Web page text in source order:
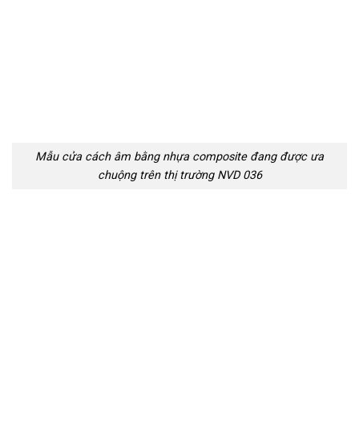
Mẫu cửa cách âm bằng nhựa composite đang được ưa
chuộng trên thị trường NVD 036